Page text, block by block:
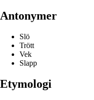
Antonymer
Slö
Trött
Vek
Slapp
Etymologi